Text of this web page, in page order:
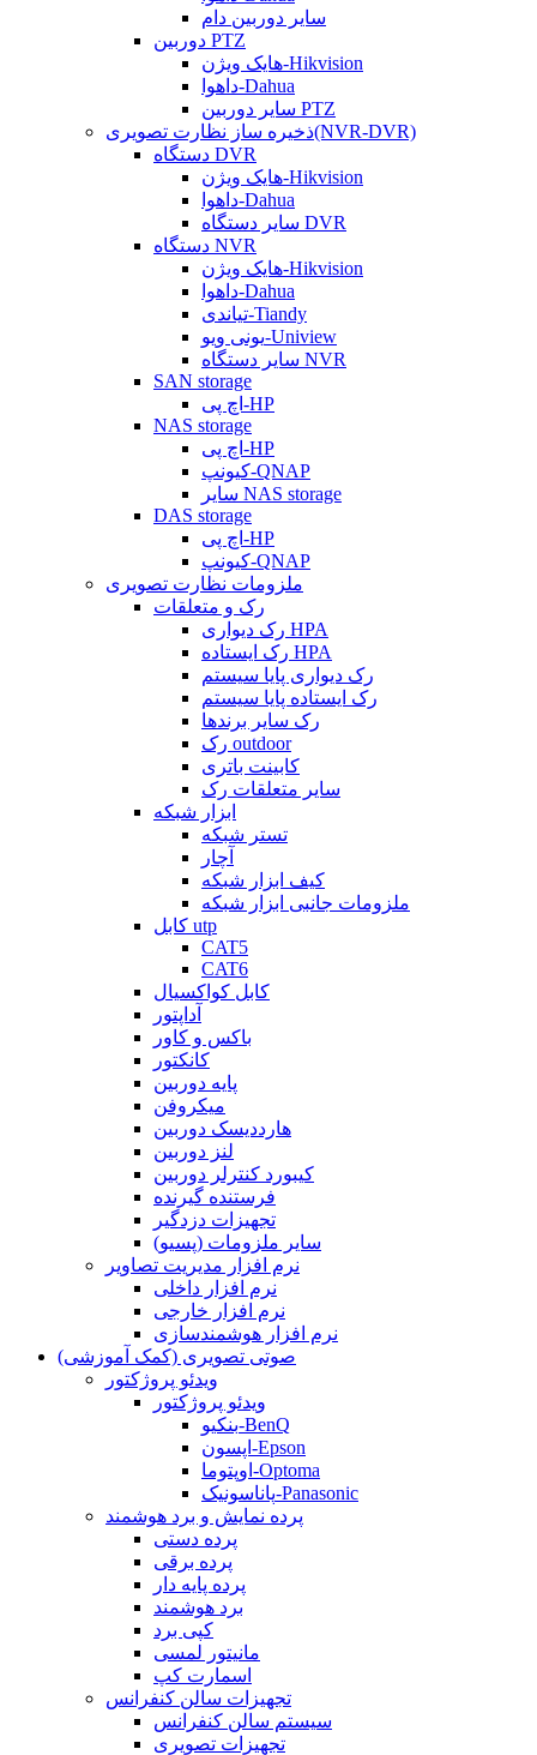
سایر دوربین دام
دوربین PTZ
هایک ویژن-Hikvision
داهوا-Dahua
سایر دوربین PTZ
ذخیره ساز نظارت تصویری(NVR-DVR)
دستگاه DVR
هایک ویژن-Hikvision
داهوا-Dahua
سایر دستگاه DVR
دستگاه NVR
هایک ویژن-Hikvision
داهوا-Dahua
تیاندی-Tiandy
یونی ویو-Uniview
سایر دستگاه NVR
SAN storage
اچ پی-HP
NAS storage
اچ پی-HP
کیونپ-QNAP
سایر NAS storage
DAS storage
اچ پی-HP
کیونپ-QNAP
ملزومات نظارت تصویری
رک و متعلقات
رک دیواری HPA
رک ایستاده HPA
رک دیواری پایا سیستم
رک ایستاده پایا سیستم
رک سایر برندها
رک outdoor
کابینت باتری
سایر متعلقات رک
ابزار شبکه
تستر شبکه
آچار
کیف ابزار شبکه
ملزومات جانبی ابزار شبکه
کابل utp
CAT5
CAT6
کابل کواکسیال
آداپتور
باکس و کاور
کانکتور
پایه دوربین
میکروفن
هارددیسک دوربین
لنز دوربین
کیبورد کنترلر دوربین
فرستنده گیرنده
تجهیزات دزدگیر
سایر ملزومات (پسیو)
نرم افزار مدیریت تصاویر
نرم افزار داخلی
نرم افزار خارجی
نرم افزار هوشمندسازی
صوتی تصویری (کمک آموزشی)
ویدئو پروژکتور
ویدئو پروژکتور
بنکیو-BenQ
اپسون-Epson
اوپتوما-Optoma
پاناسونیک-Panasonic
پرده نمایش و برد هوشمند
پرده دستی
پرده برقی
پرده پایه دار
برد هوشمند
کپی برد
مانیتور لمسی
اسمارت کپ
تجهیزات سالن کنفرانس
سیستم سالن کنفرانس
تجهیزات تصویری